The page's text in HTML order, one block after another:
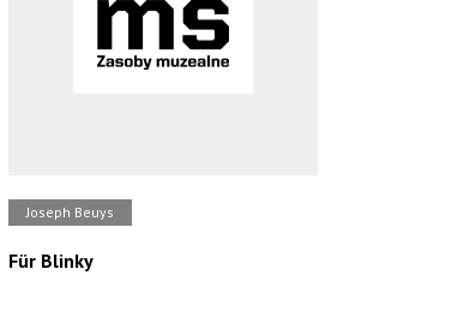
Joseph Beuys
Für Blinky